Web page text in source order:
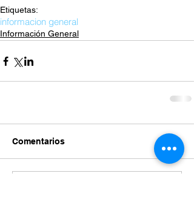
Etiquetas:
informacion general
Información General
Comentarios